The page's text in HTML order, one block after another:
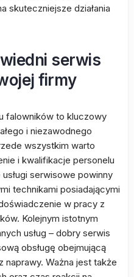
skuteczniejsze działania
serwis
firmy
falowników to kluczowy
i niezawodnego
wszystkim warto
i kwalifikacje personelu
serwisowe powinny
technikami posiadającymi
w pracy z
Kolejnym istotnym
usług – dobry serwis
obsługę obejmującą
Ważna jest także